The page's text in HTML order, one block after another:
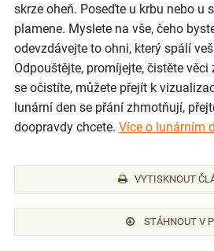
skrze oheň. Poseďte u krbu nebo u
plamene. Myslete na vše, čeho
odevzdávejte to ohni, který spálí
Odpouštějte, promíjejte, čistěte
se očistíte, můžete přejít k
lunární den se přání zhmotňují,
doopravdy chcete. Více o lunárním
VYTISKNOUT
STÁHNOUT V